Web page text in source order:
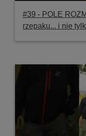
#39 ‐ POLE
rzepaku... i nie